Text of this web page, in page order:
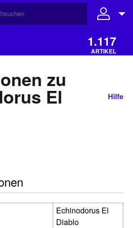
1.117
ARTIKEL
zu
El Hilfe
Echinodorus El
Diablo